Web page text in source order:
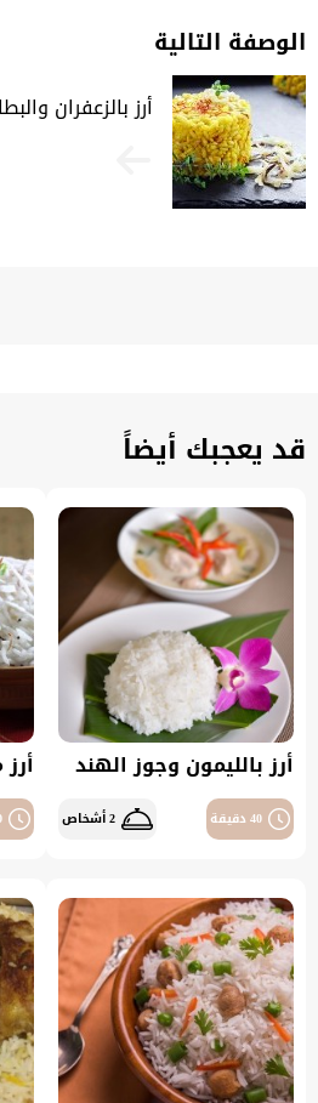
الوصفة التالية
أرز بالزعفران
قد يعجبك أيضاً
أرز بالليمون وجوز الهند
40 دقيقة 2 أشخاص 0